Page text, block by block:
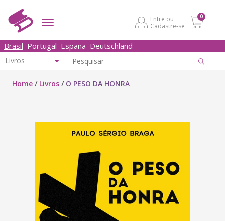
Entre ou
Cadastre-se
0
Brasil Portugal España Deutschland
Home / Livros / O PESO DA HONRA